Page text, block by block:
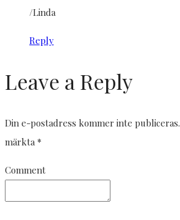
/Linda
Reply
Leave a Reply
Din e-postadress kommer inte publiceras.
märkta *
Comment